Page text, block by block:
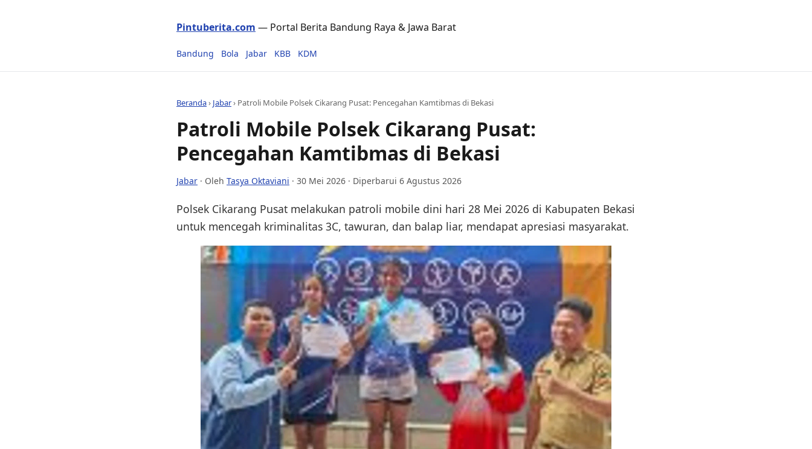
Pintuberita.com — Portal Berita Bandung Raya & Jawa Barat
Bandung Bola Jabar KBB KDM
Beranda› Jabar› Patroli Mobile Polsek Cikarang Pusat: Pencegahan Kamtibmas di Bekasi
Patroli Mobile Polsek Cikarang Pusat:
Pencegahan Kamtibmas di Bekasi
Jabar · Oleh Tasya Oktaviani · 30 Mei 2026 · Diperbarui 6 Agustus 2026
Polsek Cikarang Pusat melakukan patroli mobile dini hari 28 Mei 2026 di Kabupaten Bekasi
untuk mencegah kriminalitas 3C, tawuran, dan balap liar, mendapat apresiasi masyarakat.